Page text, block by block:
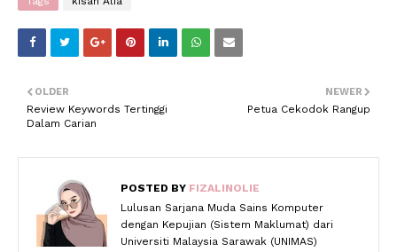
NEWER
Petua Cekodok Rangup
OLDER
Review Keywords Tertinggi
Dalam Carian
POSTED BY FIZALINOLIE
Lulusan Sarjana Muda Sains Komputer
dengan Kepujian (Sistem Maklumat) dari
Universiti Malaysia Sarawak (UNIMAS)